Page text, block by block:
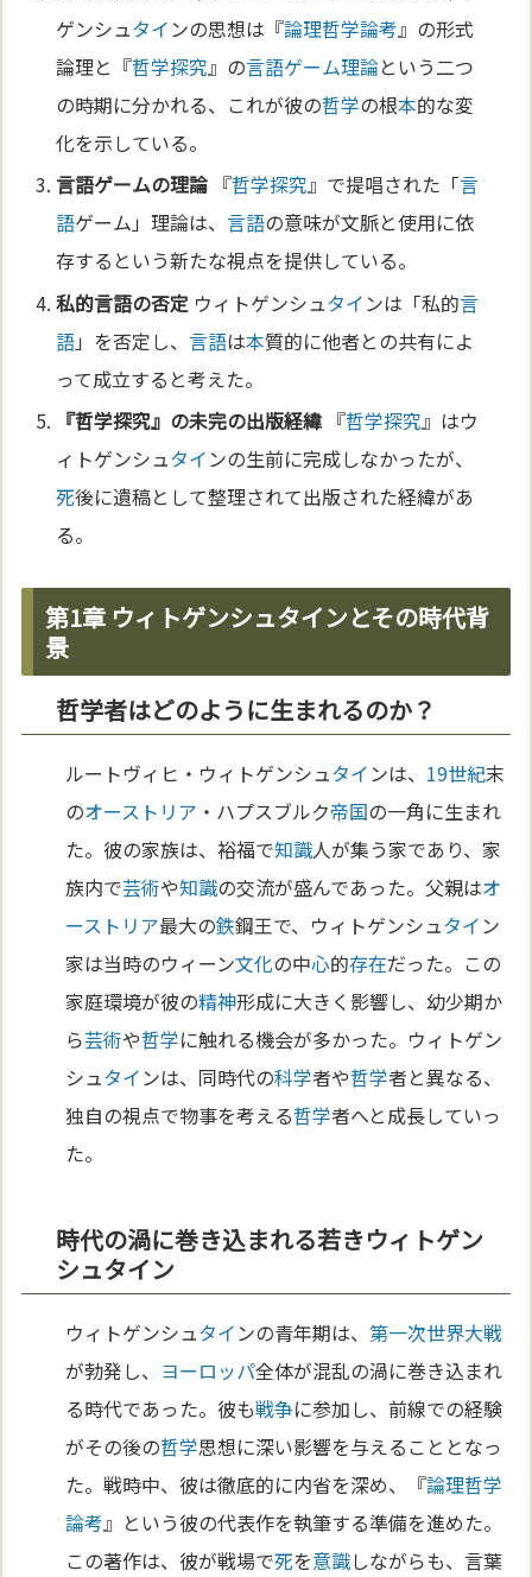
ゲンシュタインの思想は『論理哲学論考』の形式
論理と『哲学探究』の言語ゲーム理論という二つ
の時期に分かれる、これが彼の哲学の根本的な変
化を示している。
言語ゲームの理論 『哲学探究』で提唱された「言
語ゲーム」理論は、言語の意味が文脈と使用に依
存するという新たな視点を提供している。
私的言語の否定 ウィトゲンシュタイ ンは「私的言
語」を否定し、言語は本質的に他者との共有によ
って成立すると考えた。
『哲学探究』の未完の出版経緯 『哲学探究』はウ
ィトゲンシュタインの生前に完成しなかったが、
死後に遺稿として整理されて出版された経緯があ
る。
第1章 ウィトゲンシュタインとその時代背
景
哲学者はどのように生まれるのか？
ルートヴィヒ・ウィトゲンシュタイ ンは、 19世紀末
のオーストリア ・ハプスブルク帝国の一角に生まれ
た。彼の家族は、裕福で知識人が集う家であり、家
族内で芸術や知識の交流が盛んであった。父親はオ
ーストリア最大の鉄鋼王で、ウィトゲンシュタイ ン
家は当時のウィーン文化の中心的存在だった。この
家庭環境が彼の精神形成に大きく影響し、幼少期か
ら芸術や哲学に触れる機会が多かった。ウィトゲン
シュタイ ンは、同時代の科学者や哲学者と異なる、
独自の視点で物事を考える哲学者へと成長していっ
た。
時代の渦に巻き込まれる若きウィトゲン
シュタイン
ウィトゲンシュタインの青年期は、第一次世界大戦
が勃発し、 ヨーロッパ全体が混乱の渦に巻き込まれ
る時代であった。彼も戦争に参加し、前線での経験
がその後の哲学思想に深い影響を与えることとなっ
た。戦時中、彼は徹底的に内省を深め、『論理哲学
論考』という彼の代表作を執筆する準備を進めた。
この著作は、彼が戦場で死を意識しながらも、言葉